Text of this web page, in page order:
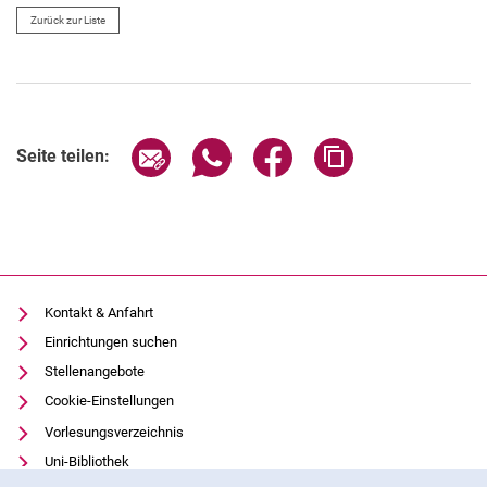
Zurück zur Liste
Seite teilen: Seite über E-Mail teilen
Seite über WhatsApp teilen
Seite über Facebook
Kontakt & Anfahrt
Einrichtungen suchen
Stellenangebote
Cookie-Einstellungen
Vorlesungsverzeichnis
Uni-Bibliothek